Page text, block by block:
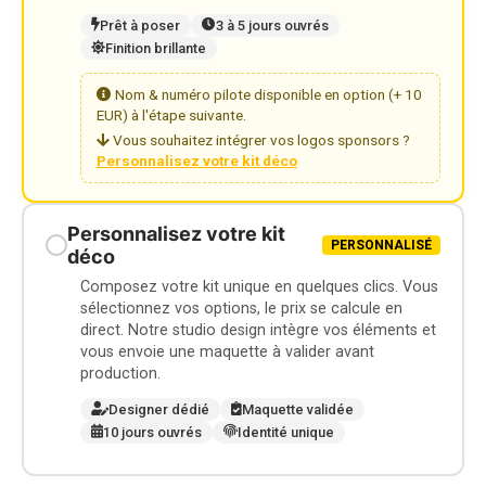
Prêt à poser
3 à 5 jours ouvrés
Finition brillante
Nom & numéro pilote disponible en option (+ 10
EUR) à l'étape suivante.
Vous souhaitez intégrer vos logos sponsors ?
Personnalisez votre kit déco
Personnalisez votre kit
déco
PERSONNALISÉ
Composez votre kit unique en quelques clics. Vous
sélectionnez vos options, le prix se calcule en
direct. Notre studio design intègre vos éléments et
vous envoie une maquette à valider avant
production.
Designer dédié
Maquette validée
10 jours ouvrés
Identité unique